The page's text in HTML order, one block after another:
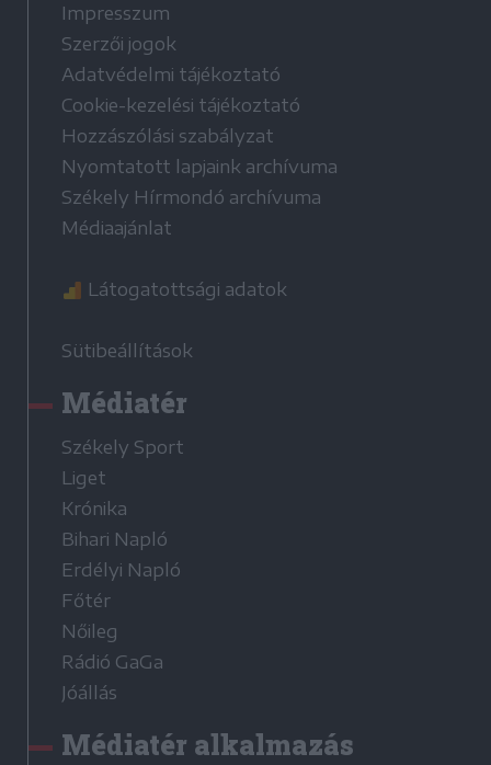
Impresszum
Szerzői jogok
Adatvédelmi tájékoztató
Cookie-kezelési tájékoztató
Hozzászólási szabályzat
Nyomtatott lapjaink archívuma
Székely Hírmondó archívuma
Médiaajánlat
Látogatottsági adatok
Sütibeállítások
Médiatér
Székely Sport
Liget
Krónika
Bihari Napló
Erdélyi Napló
Főtér
Nőileg
Rádió GaGa
Jóállás
Médiatér alkalmazás